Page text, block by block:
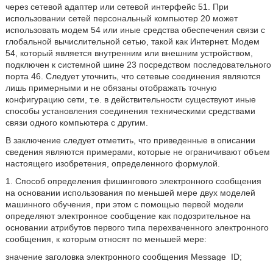
через сетевой адаптер или сетевой интерфейс 51. При
использовании сетей персональный компьютер 20 может
использовать модем 54 или иные средства обеспечения связи с
глобальной вычислительной сетью, такой как Интернет. Модем
54, который является внутренним или внешним устройством,
подключен к системной шине 23 посредством последовательного
порта 46. Следует уточнить, что сетевые соединения являются
лишь примерными и не обязаны отображать точную
конфигурацию сети, т.е. в действительности существуют иные
способы установления соединения техническими средствами
связи одного компьютера с другим.
В заключение следует отметить, что приведенные в описании
сведения являются примерами, которые не ограничивают объем
настоящего изобретения, определенного формулой.
1. Способ определения фишингового электронного сообщения
на основании использования по меньшей мере двух моделей
машинного обучения, при этом с помощью первой модели
определяют электронное сообщение как подозрительное на
основании атрибутов первого типа перехваченного электронного
сообщения, к которым относят по меньшей мере:
значение заголовка электронного сообщения Message_ID;